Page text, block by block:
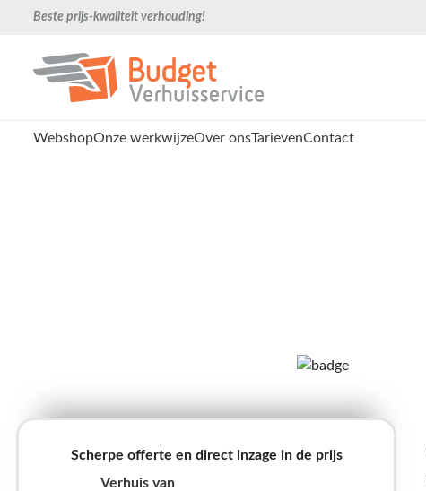
Beste prijs-kwaliteit verhouding!
WebshopOnze werkwijzeOver onsTarievenContact
Scherpe offerte en direct inzage in de prijs
Verhuis van